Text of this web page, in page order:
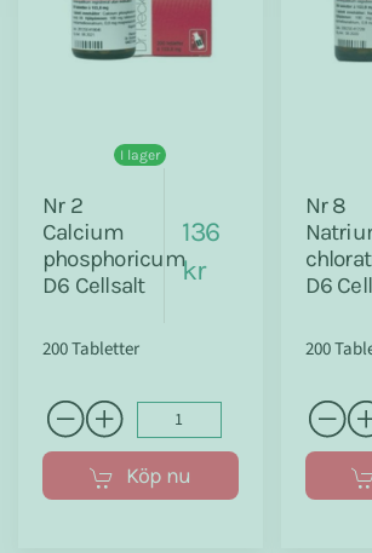
I lager
Nr 2
Calcium
phosphoricum
D6 Cellsalt
136
kr
200 Tabletter
Köp nu
Nr 8
D6
200